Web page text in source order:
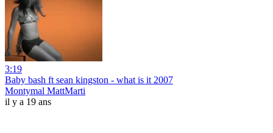
3:19
Baby bash ft sean kingston - what is it 2007
Montymal MattMarti
il y a 19 ans